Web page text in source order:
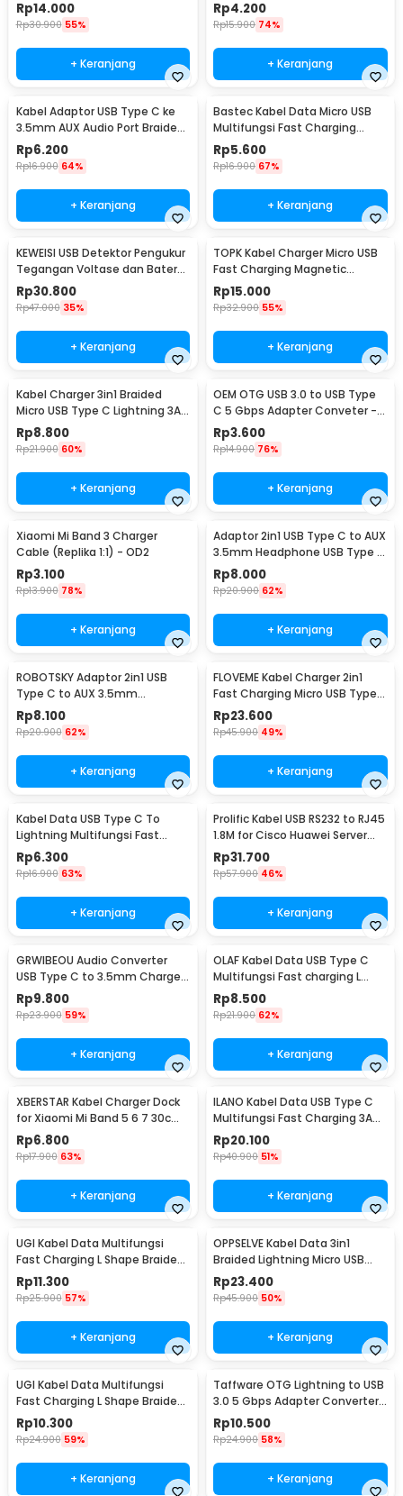
Rp14.000
Rp30.900 55%
+ Keranjang
Rp4.200
Rp15.900 74%
+ Keranjang
Kabel Adaptor USB Type C ke
3.5mm AUX Audio Port Braided
- PJ1645-01
Rp6.200
Rp16.900 64%
+ Keranjang
Bastec Kabel Data Micro USB
Multifungsi Fast Charging
Braided 100cm - BN100
Rp5.600
Rp16.900 67%
+ Keranjang
KEWEISI USB Detektor Pengukur
Tegangan Voltase dan Baterai
Tester - KWS-V20
Rp30.800
Rp47.000 35%
+ Keranjang
TOPK Kabel Charger Micro USB
Fast Charging Magnetic
Braided 5V 2.4A 1M - CS1711
Rp15.000
Rp32.900 55%
+ Keranjang
Kabel Charger 3in1 Braided
Micro USB Type C Lightning 3A
1.2M - US186
Rp8.800
Rp21.900 60%
+ Keranjang
OEM OTG USB 3.0 to USB Type
C 5 Gbps Adapter Conveter -
US154
Rp3.600
Rp14.900 76%
+ Keranjang
Xiaomi Mi Band 3 Charger
Cable (Replika 1:1) - OD2
Rp3.100
Rp13.900 78%
+ Keranjang
Adaptor 2in1 USB Type C to AUX
3.5mm Headphone USB Type C
- W1O33
Rp8.000
Rp20.900 62%
+ Keranjang
ROBOTSKY Adaptor 2in1 USB
Type C to AUX 3.5mm
Headphone and USB Type C -
S-K06
Rp8.100
Rp20.900 62%
+ Keranjang
FLOVEME Kabel Charger 2in1
Fast Charging Micro USB Type
C 14W 1.2M - B00626
Rp23.600
Rp45.900 49%
+ Keranjang
Kabel Data USB Type C To
Lightning Multifungsi Fast
Charging 5V 2A 1M - 1636
Rp6.300
Rp16.900 63%
+ Keranjang
Prolific Kabel USB RS232 to RJ45
1.8M for Cisco Huawei Server
Router - PL2303RA
Rp31.700
Rp57.900 46%
+ Keranjang
GRWIBEOU Audio Converter
USB Type C to 3.5mm Charger
Port - GR35C
Rp9.800
Rp23.900 59%
+ Keranjang
OLAF Kabel Data USB Type C
Multifungsi Fast charging L
Shape 5A 1M - OL01
Rp8.500
Rp21.900 62%
+ Keranjang
XBERSTAR Kabel Charger Dock
for Xiaomi Mi Band 5 6 7 30cm
- EDCS300
Rp6.800
Rp17.900 63%
+ Keranjang
ILANO Kabel Data USB Type C
Multifungsi Fast Charging 3A
60W 1.2M - ILC3
Rp20.100
Rp40.900 51%
+ Keranjang
UGI Kabel Data Multifungsi
Fast Charging L Shape Braided
2A 2M USB Type C - W-009
Rp11.300
Rp25.900 57%
+ Keranjang
OPPSELVE Kabel Data 3in1
Braided Lightning Micro USB
Type C 5V 6A 1.2M - OP142
Rp23.400
Rp45.900 50%
+ Keranjang
UGI Kabel Data Multifungsi
Fast Charging L Shape Braided
5V 2A 1M USB Type C - UGI02
Rp10.300
Rp24.900 59%
+ Keranjang
Taffware OTG Lightning to USB
3.0 5 Gbps Adapter Converter
- NO14
Rp10.500
Rp24.900 58%
+ Keranjang